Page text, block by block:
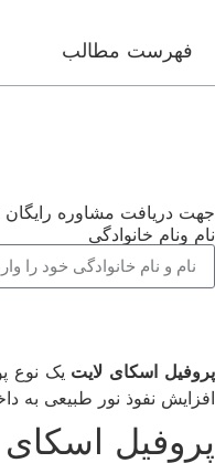
فهرست مطالب
جهت دریافت مشاوره رایگان
نام ونام خانوادگی
پروفیل اسکای لایت یک نوع
افزایش نفوذ نور طبیعی به
پروفیل